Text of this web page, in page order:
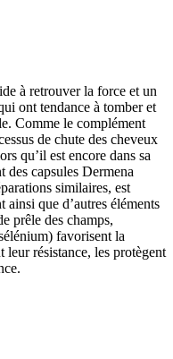
à retrouver la force et un
ont tendance à tomber et
Comme le complément
de chute des cheveux
qu’il est encore dans sa
des capsules Dermena
similaires, est
que d’autres éléments
prêle des champs,
favorisent la
leur résistance, les protègent